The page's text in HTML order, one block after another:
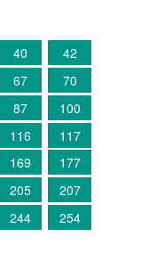
40
42
67
70
87
100
116
117
169
177
205
207
244
254